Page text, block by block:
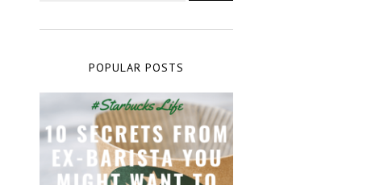
POPULAR POSTS